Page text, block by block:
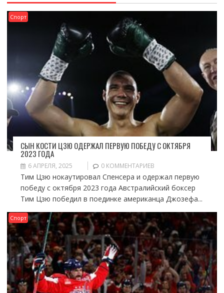
Спорт
СЫН КОСТИ ЦЗЮ ОДЕРЖАЛ ПЕРВУЮ ПОБЕДУ С ОКТЯБРЯ
2023 ГОДА
6 АПРЕЛЯ, 2025 0 КОММЕНТАРИЕВ
Тим Цзю нокаутировал Спенсера и одержал первую
победу с октября 2023 года Австралийский боксер
Тим Цзю победил в поединке американца Джозефа...
Спорт